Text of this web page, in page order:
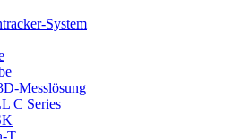
System
Messlösung
C Series
T